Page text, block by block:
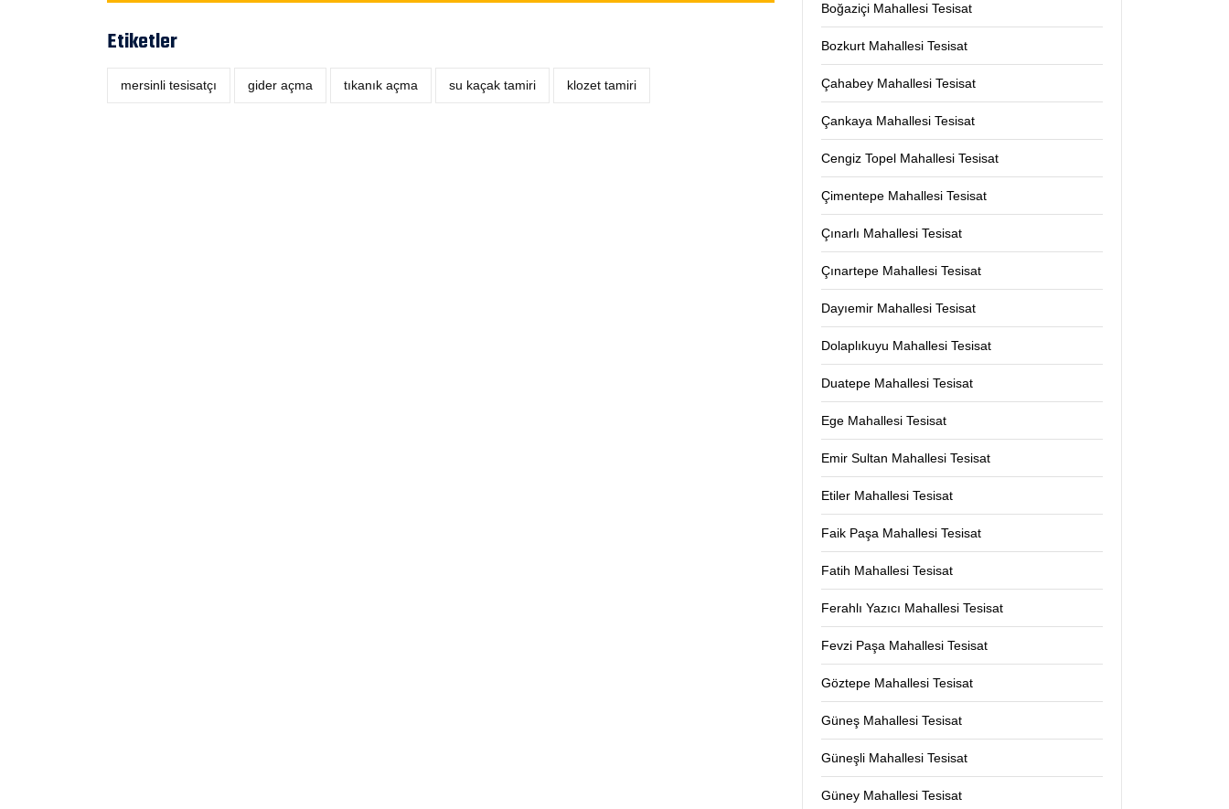
Etiketler
mersinli tesisatçı ‎gider açma tıkanık açma su kaçak tamiri klozet tamiri
Boğaziçi Mahallesi Tesisat
Bozkurt Mahallesi Tesisat
Çahabey Mahallesi Tesisat
Çankaya Mahallesi Tesisat
Cengiz Topel Mahallesi Tesisat
Çimentepe Mahallesi Tesisat
Çınarlı Mahallesi Tesisat
Çınartepe Mahallesi Tesisat
Dayıemir Mahallesi Tesisat
Dolaplıkuyu Mahallesi Tesisat
Duatepe Mahallesi Tesisat
Ege Mahallesi Tesisat
Emir Sultan Mahallesi Tesisat
Etiler Mahallesi Tesisat
Faik Paşa Mahallesi Tesisat
Fatih Mahallesi Tesisat
Ferahlı Yazıcı Mahallesi Tesisat
Fevzi Paşa Mahallesi Tesisat
Göztepe Mahallesi Tesisat
Güneş Mahallesi Tesisat
Güneşli Mahallesi Tesisat
Güney Mahallesi Tesisat